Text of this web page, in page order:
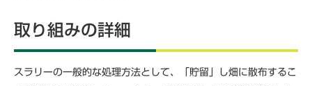
取り組みの詳細
スラリーの一般的な処理方法として、「貯留」し畑に散布するこ